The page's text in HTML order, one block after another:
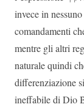
invece in
comandamenti
mentre gli altri
naturale quindi
differenziazione
ineffabile di Dio